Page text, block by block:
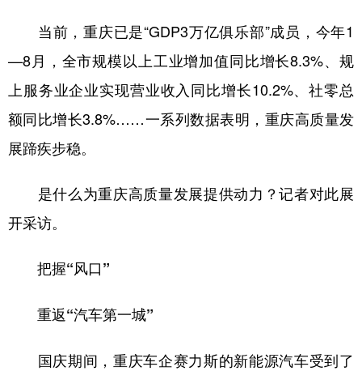
当前，重庆已是“GDP3万亿俱乐部”成员，今年1
—8月，全市规模以上工业增加值同比增长8.3%、规
上服务业企业实现营业收入同比增长10.2%、社零总
额同比增长3.8%……一系列数据表明，重庆高质量发
展蹄疾步稳。
是什么为重庆高质量发展提供动力？记者对此展
开采访。
把握“风口”
重返“汽车第一城”
国庆期间，重庆车企赛力斯的新能源汽车受到了